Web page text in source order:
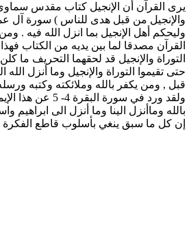
يرى القرآن أن الإنجيل كتاب مقدس
القرآن مصدقا لما بين يديه من الكتاب
حتى تقيموا التوراة والإنجيل وما أنزل
قبل , ومن يكفر بالله وملائكته وكتبه ورسله
بالله وماأنزل الينا وما أنزل الى
إن كل ما سبق ينغي بأسلوب قاطع الفكرة